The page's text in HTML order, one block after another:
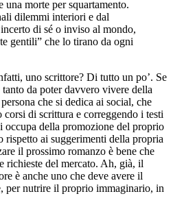
una morte per squartamento.
dilemmi interiori e dal
di sé o inviso al mondo,
gentili” che lo tirano da ogni
uno scrittore? Di tutto un po’. Se
da poter davvero vivere della
che si dedica ai social, che
di scrittura e correggendo i testi
occupa della promozione del proprio
rispetto ai suggerimenti della propria
il prossimo romanzo è bene che
richieste del mercato. Ah, già, il
è anche uno che deve avere il
per nutrire il proprio immaginario, in